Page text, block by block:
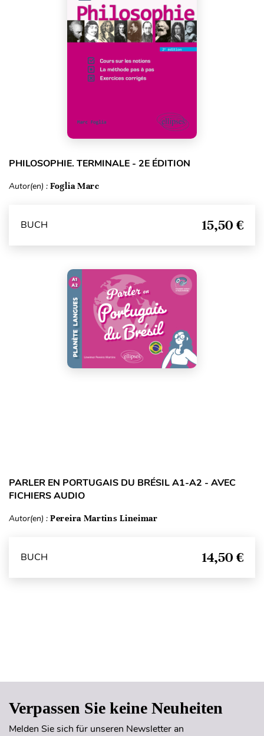
PHILOSOPHIE. TERMINALE - 2E ÉDITION
Autor(en) : Foglia Marc
BUCH 15,50 €
PARLER EN PORTUGAIS DU BRÉSIL A1-A2 - AVEC
FICHIERS AUDIO
Autor(en) : Pereira Martins Lineimar
BUCH 14,50 €
Verpassen Sie keine Neuheiten
Melden Sie sich für unseren Newsletter an